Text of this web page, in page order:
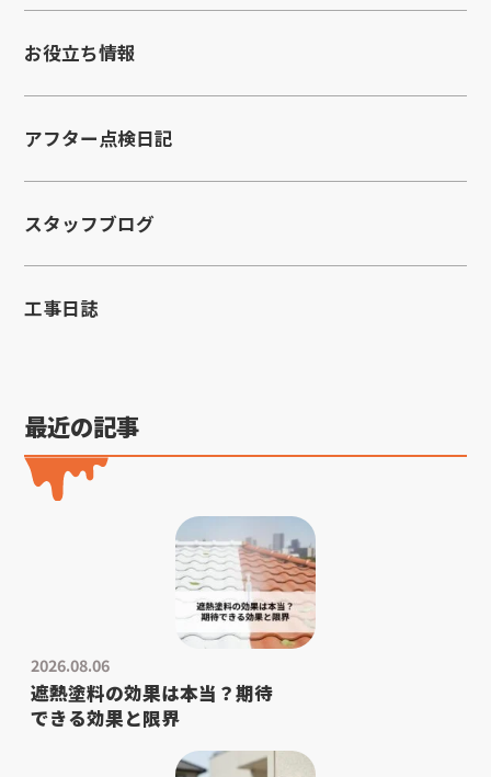
お役立ち情報
アフター点検日記
スタッフブログ
工事日誌
最近の記事
2026.08.06
遮熱塗料の効果は本当？期待
できる効果と限界